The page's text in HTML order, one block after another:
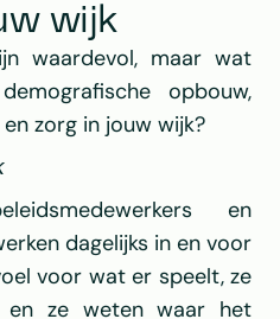
wijk
waardevol, maar wat
opbouw,
zorg in jouw wijk?
en
dagelijks in en voor
voor wat er speelt, ze
en ze weten waar het